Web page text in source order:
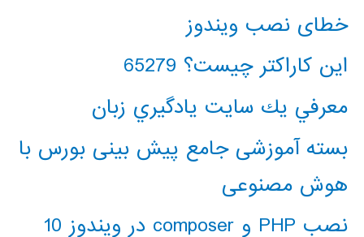
خطای نصب ویندوز
این کاراکتر چیست؟ 65279
معرفي يك سايت يادگيري زبان
بسته آموزشی جامع پیش بینی بورس با
هوش مصنوعی
نصب PHP و composer در ویندوز 10